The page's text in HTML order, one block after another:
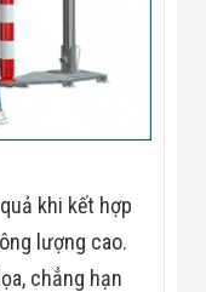
Máy
Dự Án Kho
Tin Khuyến Mãi
Tin Tuyển Dụng
Liên Hệ
khi kết hợp
lượng cao.
chẳng hạn